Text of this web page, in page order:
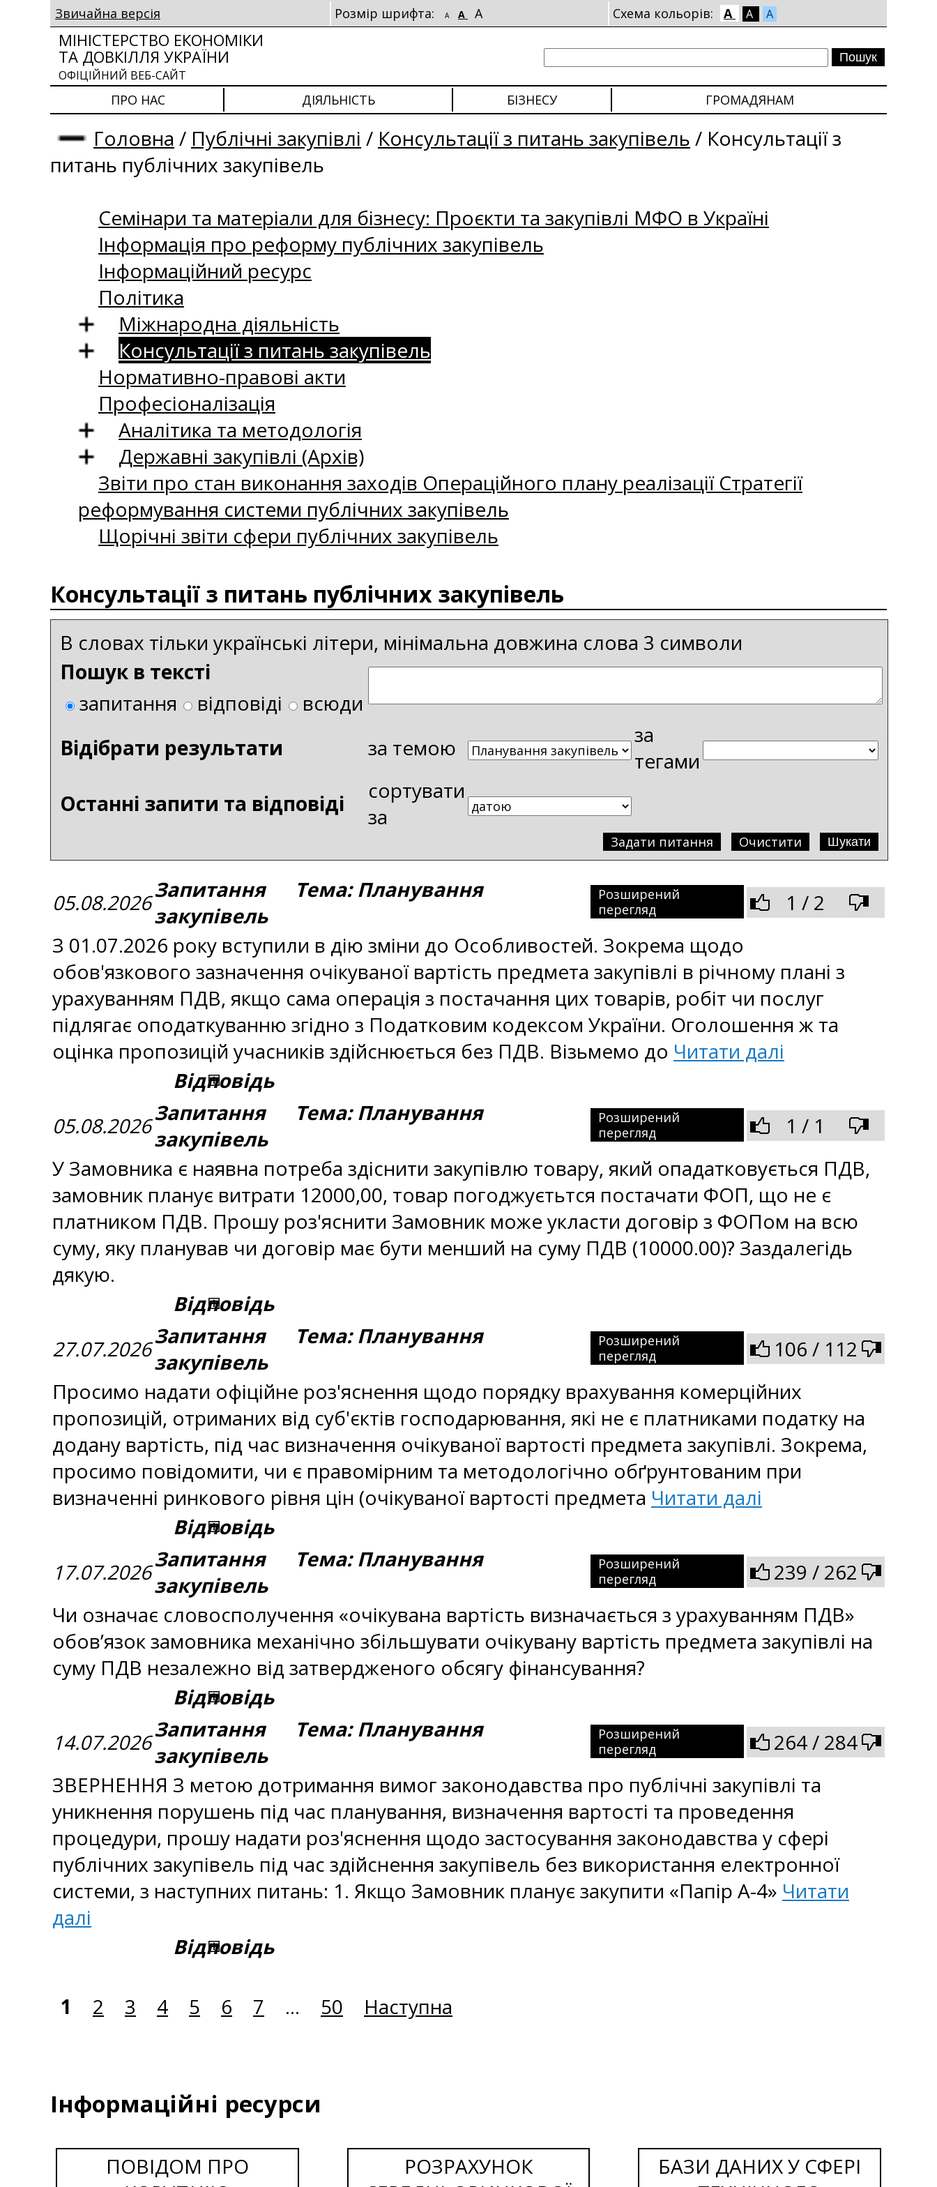
Звичайна версія Розмір шрифта: A A A Схема кольорів: A A A
МІНІСТЕРСТВО ЕКОНОМІКИ
ТА ДОВКІЛЛЯ УКРАЇНИ
ОФІЦІЙНИЙ ВЕБ-САЙТ
ПРО НАС ДІЯЛЬНІСТЬ БІЗНЕСУ ГРОМАДЯНАМ
Головна / Публічні закупівлі / Консультації з питань закупівель / Консультації з
питань публічних закупівель
Семінари та матеріали для бізнесу: Проєкти та закупівлі МФО в Україні
Інформація про реформу публічних закупівель
Інформаційний ресурс
Політика
Міжнародна діяльність
Консультації з питань закупівель
Нормативно-правові акти
Професіоналізація
Аналітика та методологія
Державні закупівлі (Архів)
Звіти про стан виконання заходів Операційного плану реалізації Стратегії
реформування системи публічних закупівель
Щорічні звіти сфери публічних закупівель
Консультації з питань публічних закупівель
В словах тільки українські літери, мінімальна довжина слова 3 символи
Пошук в тексті
запитання
відповіді
всюди
Bідібрати результати
за темою
за
тегами
Останні запити та відповіді
сортувати
за
Очистити
Задати питання
05.08.2026Запитання Тема: Планування
закупівель
Розширений
перегляд
1 / 2
З 01.07.2026 року вступили в дію зміни до Особливостей. Зокрема щодо
обов'язкового зазначення очікуваної вартість предмета закупівлі в річному плані з
урахуванням ПДВ, якщо сама операція з постачання цих товарів, робіт чи послуг
підлягає оподаткуванню згідно з Податковим кодексом України. Оголошення ж та
оцінка пропозицій учасників здійснюється без ПДВ. Візьмемо до Читати далі
Відповідь
05.08.2026Запитання Тема: Планування
закупівель
Розширений
перегляд
1 / 1
У Замовника є наявна потреба здіснити закупівлю товару, який опадатковується ПДВ,
замовник планує витрати 12000,00, товар погоджуєтьтся постачати ФОП, що не є
платником ПДВ. Прошу роз'яснити Замовник може укласти договір з ФОПом на всю
суму, яку планував чи договір має бути менший на суму ПДВ (10000.00)? Заздалегідь
дякую.
Відповідь
27.07.2026Запитання Тема: Планування
закупівель
Розширений
перегляд
106 / 112
Просимо надати офіційне роз'яснення щодо порядку врахування комерційних
пропозицій, отриманих від суб'єктів господарювання, які не є платниками податку на
додану вартість, під час визначення очікуваної вартості предмета закупівлі. Зокрема,
просимо повідомити, чи є правомірним та методологічно обґрунтованим при
визначенні ринкового рівня цін (очікуваної вартості предмета Читати далі
Відповідь
17.07.2026Запитання Тема: Планування
закупівель
Розширений
перегляд
239 / 262
Чи означає словосполучення «очікувана вартість визначається з урахуванням ПДВ»
обов’язок замовника механічно збільшувати очікувану вартість предмета закупівлі на
суму ПДВ незалежно від затвердженого обсягу фінансування?
Відповідь
14.07.2026Запитання Тема: Планування
закупівель
Розширений
перегляд
264 / 284
ЗВЕРНЕННЯ З метою дотримання вимог законодавства про публічні закупівлі та
уникнення порушень під час планування, визначення вартості та проведення
процедури, прошу надати роз'яснення щодо застосування законодавства у сфері
публічних закупівель під час здійснення закупівель без використання електронної
системи, з наступних питань: 1. Якщо Замовник планує закупити «Папір А-4» Читати
далі
Відповідь
1 2 3 4 5 6 7 ... 50 Наступна
Інформаційні ресурси
ПОВІДОМ ПРО
РОЗРАХУНОК
БАЗИ ДАНИХ У СФЕРІ